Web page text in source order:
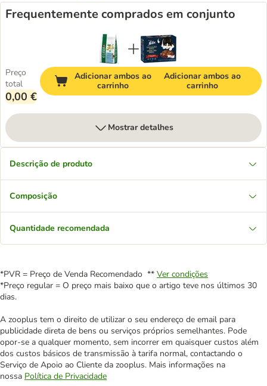
Frequentemente comprados em conjunto
Preço
total
0,00 €
Adicionar ambos ao
carrinho
Adicionar ambos ao
carrinho
Mostrar detalhes
Descrição de produto
Composição
Quantidade recomendada
*PVR = Preço de Venda Recomendado ** Ver condições
*Preço regular = O preço mais baixo que o artigo teve nos últimos 30
dias.
A zooplus tem o direito de utilizar o seu endereço de email para
publicidade direta de bens ou serviços próprios semelhantes. Pode
opor-se a qualquer momento, sem incorrer em quaisquer custos além
dos custos básicos de transmissão à tarifa normal, contactando o
Serviço de Apoio ao Cliente da zooplus. Mais informações na
nossa Política de Privacidade